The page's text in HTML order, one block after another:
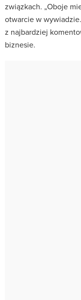
związkach. „Oboje
otwarcie w
z najbardziej
biznesie.